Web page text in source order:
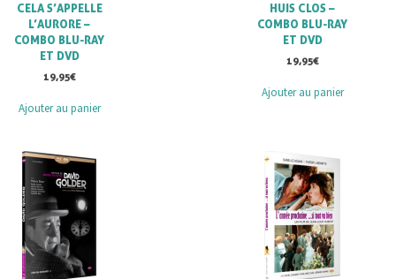
CELA S’APPELLE
L’AURORE –
COMBO BLU-RAY
ET DVD
19,95€
Ajouter au panier
HUIS CLOS –
COMBO BLU-RAY
ET DVD
19,95€
Ajouter au panier